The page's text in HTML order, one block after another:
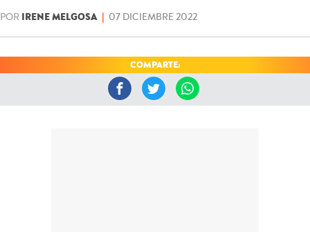
POR IRENE MELGOSA | 07 DICIEMBRE 2022
COMPARTE: